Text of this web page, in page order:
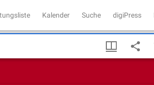
Kalender Suche digiPress